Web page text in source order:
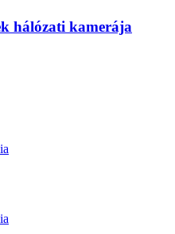
hálózati kamerája